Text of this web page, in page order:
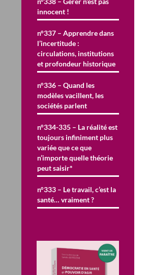
innocent !
n°337 – Apprendre dans
l’incertitude :
circulations, institutions
et profondeur historique
n°336 – Quand les
modèles vacillent, les
sociétés parlent
n°334-335 – La réalité est
toujours infiniment plus
variée que ce que
n’importe quelle théorie
peut saisir*
n°333 – Le travail, c’est la
santé… vraiment ?